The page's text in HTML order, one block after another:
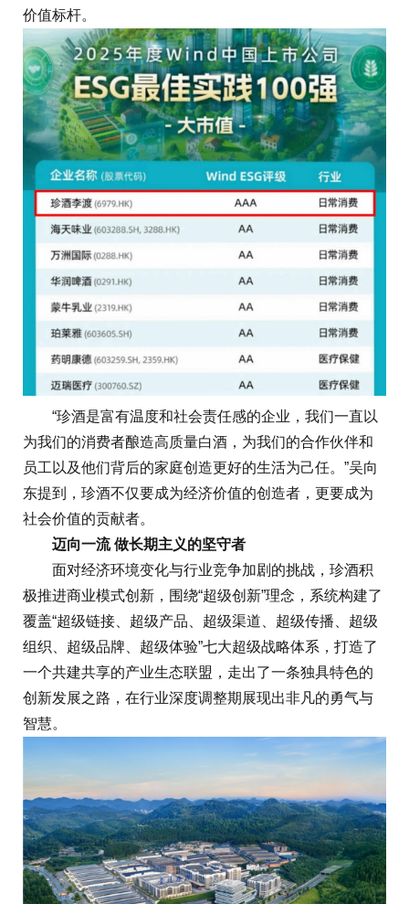
价值标杆。
“珍酒是富有温度和社会责任感的企业，我们一直以
为我们的消费者酿造高质量白酒，为我们的合作伙伴和
员工以及他们背后的家庭创造更好的生活为己任。”吴向
东提到，珍酒不仅要成为经济价值的创造者，更要成为
社会价值的贡献者。
迈向一流 做长期主义的坚守者
面对经济环境变化与行业竞争加剧的挑战，珍酒积
极推进商业模式创新，围绕“超级创新”理念，系统构建了
覆盖“超级链接、超级产品、超级渠道、超级传播、超级
组织、超级品牌、超级体验”七大超级战略体系，打造了
一个共建共享的产业生态联盟，走出了一条独具特色的
创新发展之路，在行业深度调整期展现出非凡的勇气与
智慧。